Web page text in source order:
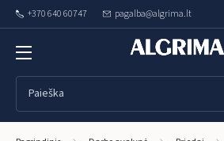
+370 640 60747 pagalba@algrima.lt